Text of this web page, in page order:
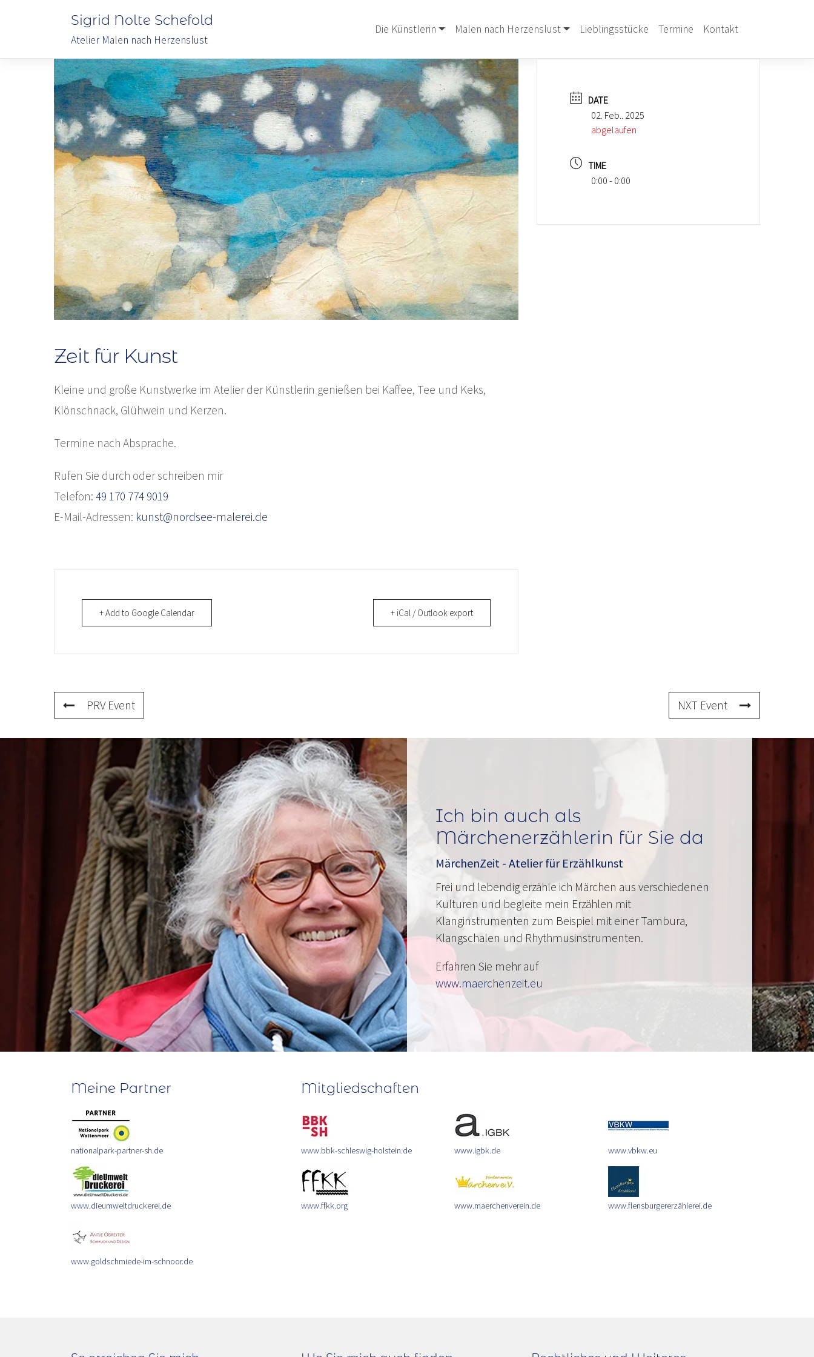
Sigrid Nolte Schefold
Atelier Malen nach Herzenslust
Die Künstlerin Malen nach Herzenslust Lieblingsstücke Termine Kontakt
Zeit für Kunst
Kleine und große Kunstwerke im Atelier der Künstlerin genießen bei Kaffee, Tee und Keks,
Klönschnack, Glühwein und Kerzen.
Termine nach Absprache.
Rufen Sie durch oder schreiben mir
Telefon: 49 170 774 9019
E-Mail-Adressen: kunst@nordsee-malerei.de
+ Add to Google Calendar + iCal / Outlook export
DATE
02. Feb.. 2025
abgelaufen
TIME
0:00 - 0:00
PRV Event NXT Event
Ich bin auch als
Märchenerzählerin für Sie da
MärchenZeit - Atelier für Erzählkunst
Frei und lebendig erzähle ich Märchen aus verschiedenen
Kulturen und begleite mein Erzählen mit
Klanginstrumenten zum Beispiel mit einer Tambura,
Klangschalen und Rhythmusinstrumenten.
Erfahren Sie mehr auf
www.maerchenzeit.eu
Meine Partner
nationalpark-partner-sh.de
www.dieumweltdruckerei.de
www.goldschmiede-im-schnoor.de
Mitgliedschaften
www.bbk-schleswig-holstein.de www.igbk.de www.vbkw.eu
www.ffkk.org www.maerchenverein.de www.flensburgererzählerei.de